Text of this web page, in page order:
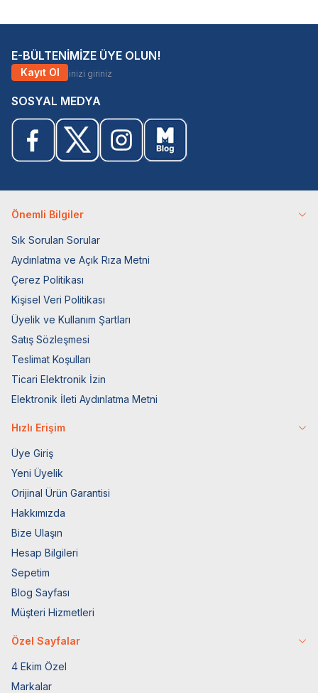
E-BÜLTENİMİZE ÜYE OLUN!
Kayıt Ol
SOSYAL MEDYA
Önemli Bilgiler
Sık Sorulan Sorular
Aydınlatma ve Açık Rıza Metni
Çerez Politikası
Kişisel Veri Politikası
Üyelik ve Kullanım Şartları
Satış Sözleşmesi
Teslimat Koşulları
Ticari Elektronik İzin
Elektronik İleti Aydınlatma Metni
Hızlı Erişim
Üye Giriş
Yeni Üyelik
Orijinal Ürün Garantisi
Hakkımızda
Bize Ulaşın
Hesap Bilgileri
Sepetim
Blog Sayfası
Müşteri Hizmetleri
Özel Sayfalar
4 Ekim Özel
Markalar